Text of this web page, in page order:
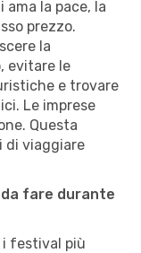
la pace, la
prezzo.
la
evitare le
e trovare
Le imprese
Questa
di viaggiare
fare durante
i festival più